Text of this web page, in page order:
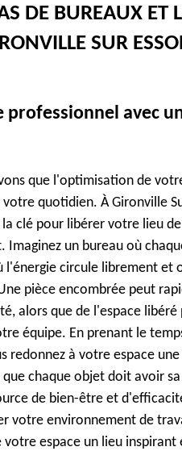
DE BUREAUX ET
SUR
professionnel avec
que l'optimisation de
quotidien. À Gironville
clé pour libérer votre lieu
un bureau où
l'énergie circule librement et
pièce encombrée peut
alors que de l'espace libéré
équipe. En prenant le
redonnez à votre espace
chaque objet doit avoir
de bien-être et
votre environnement de
votre espace un lieu